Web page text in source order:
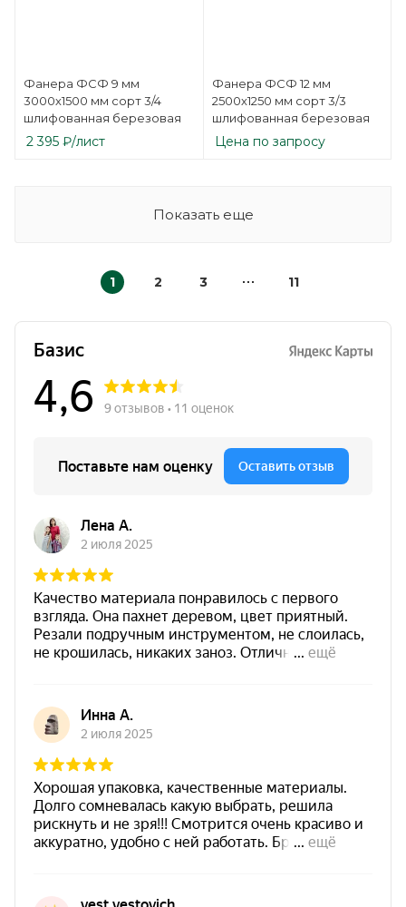
Фанера ФСФ 9 мм
3000х1500 мм сорт 3/4
шлифованная березовая
2 395 ₽/лист
Фанера ФСФ 12 мм
2500х1250 мм сорт 3/3
шлифованная березовая
Цена по запросу
Показать еще
1 2 3 11